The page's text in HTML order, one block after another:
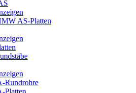
AS-Platten
Rundrohre
Platten